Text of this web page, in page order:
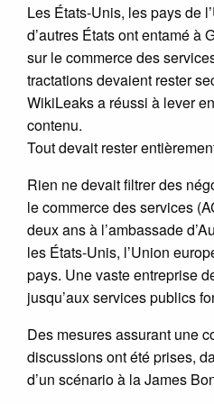
Les États-Unis, les pays de
d’autres États ont entamé à
sur le commerce des
tractations devaient rester
WikiLeaks a réussi à lever
contenu.
Tout devait rester
Rien ne devait filtrer des
le commerce des services
deux ans à l’ambassade
les États-Unis, l’Union
pays. Une vaste entreprise
jusqu’aux services publics
Des mesures assurant une
discussions ont été prises,
d’un scénario à la James